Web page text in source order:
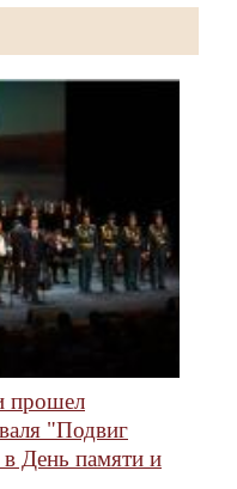
прошел
"Подвиг
День памяти и